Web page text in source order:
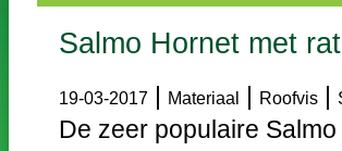
Salmo Hornet met
19-03-2017 | Materiaal | Roofvis |
De zeer populaire